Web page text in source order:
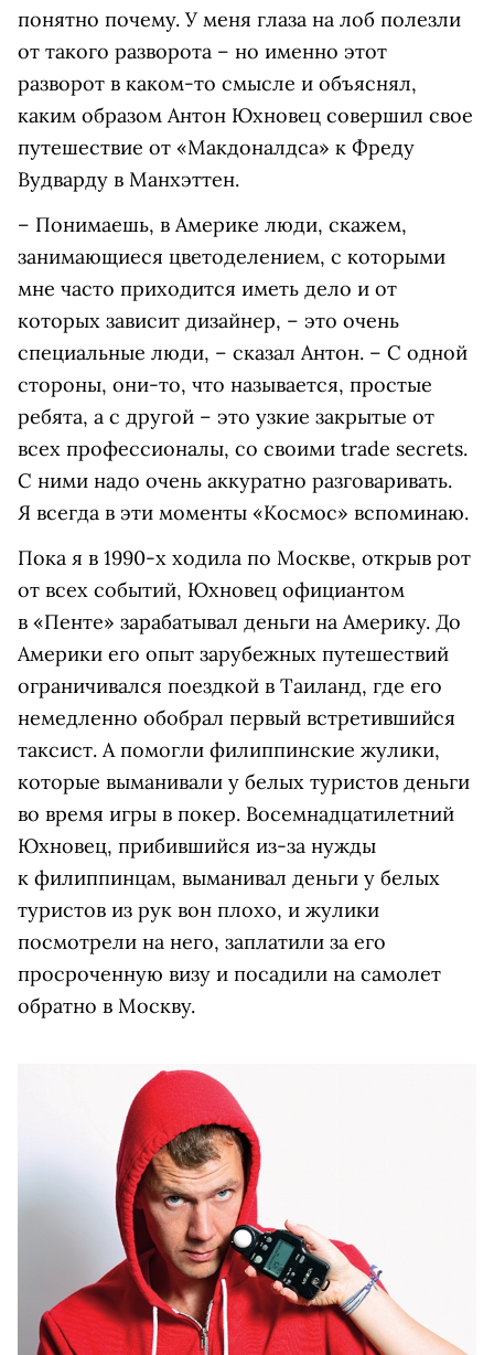
понятно почему. У меня глаза на лоб полезли
от такого разворота – но именно этот
разворот в каком-то смысле и объяснял,
каким образом Антон Юхновец совершил свое
путешествие от «Макдоналдса» к Фреду
Вудварду в Манхэттен.
– Понимаешь, в Америке люди, скажем,
занимающиеся цветоделением, с которыми
мне часто приходится иметь дело и от
которых зависит дизайнер, – это очень
специальные люди, – сказал Антон. – С одной
стороны, они-то, что называется, простые
ребята, а с другой – это узкие закрытые от
всех профессионалы, со своими trade secrets.
С ними надо очень аккуратно разговаривать.
Я всегда в эти моменты «Космос» вспоминаю.
Пока я в 1990-х ходила по Москве, открыв рот
от всех событий, Юхновец официантом
в «Пенте» зарабатывал деньги на Америку. До
Америки его опыт зарубежных путешествий
ограничивался поездкой в Таиланд, где его
немедленно обобрал первый встретившийся
таксист. А помогли филиппинские жулики,
которые выманивали у белых туристов деньги
во время игры в покер. Восемнадцатилетний
Юхновец, прибившийся из-за нужды
к филиппинцам, выманивал деньги у белых
туристов из рук вон плохо, и жулики
посмотрели на него, заплатили за его
просроченную визу и посадили на самолет
обратно в Москву.